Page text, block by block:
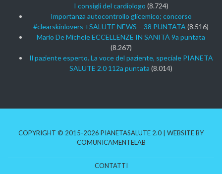
I consigli del cardiologo (8.724)
Importanza autocontrollo glicemico; concorso
#clearskinlovers +SALUTE NEWS – 38 PUNTATA (8.516)
Mario De Michele ECCELLENZE IN SANITÀ 9a puntata
(8.267)
Il paziente esperto. La voce del paziente, speciale PIANETA
SALUTE 2.0 112a puntata (8.014)
COPYRIGHT © 2015-2026 PIANETASALUTE 2.0 | WEBSITE BY
COMUNICAMENTELAB
CONTATTI